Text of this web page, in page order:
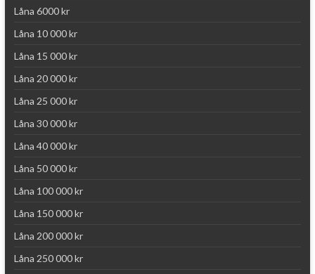
Låna 6000 kr
Låna 10 000 kr
Låna 15 000 kr
Låna 20 000 kr
Låna 25 000 kr
Låna 30 000 kr
Låna 40 000 kr
Låna 50 000 kr
Låna 100 000 kr
Låna 150 000 kr
Låna 200 000 kr
Låna 250 000 kr